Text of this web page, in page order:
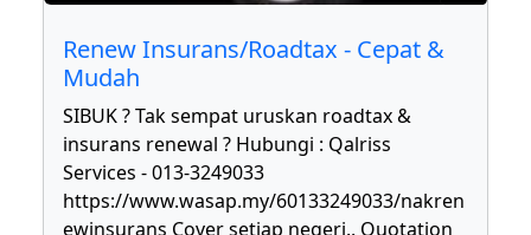
Renew Insurans/Roadtax - Cepat &
Mudah
SIBUK ? Tak sempat uruskan roadtax &
insurans renewal ? Hubungi : Qalriss
Services - 013-3249033
https://www.wasap.my/60133249033/nakren
ewinsurans Cover setiap negeri.. Quotation